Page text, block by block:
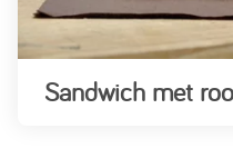
Sandwich met